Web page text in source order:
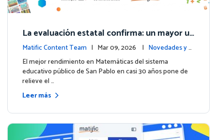
La evaluación estatal confirma: un mayor us
o de Matific se asocia con mejores resultad
os en matemáticas
Matific Content Team | Mar 09, 2026 | Novedades y e
ventos
El mejor rendimiento en Matemáticas del sistema
educativo público de San Pablo en casi 30 años pone de
relieve el …
Leer más